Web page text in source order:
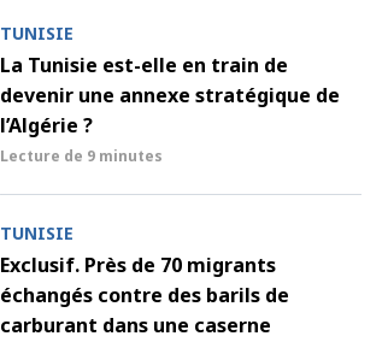
TUNISIE
La Tunisie est-elle en train de
devenir une annexe stratégique de
l’Algérie ?
Lecture de 9 minutes
TUNISIE
Exclusif. Près de 70 migrants
échangés contre des barils de
carburant dans une caserne